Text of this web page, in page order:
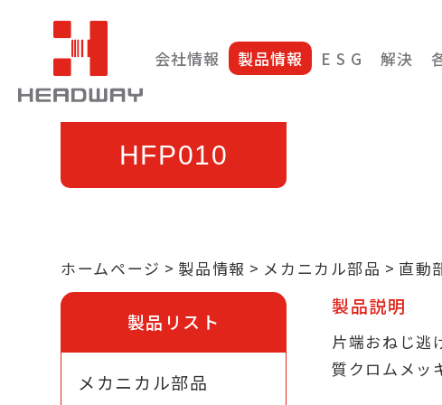
会社情報 製品情報 E S G 解決
HFP010
ホームページ 製品情報 メカニカル部品 直動
製品リスト
メカニカル部品
製品説明
片端おねじ逃
質クロムメッ